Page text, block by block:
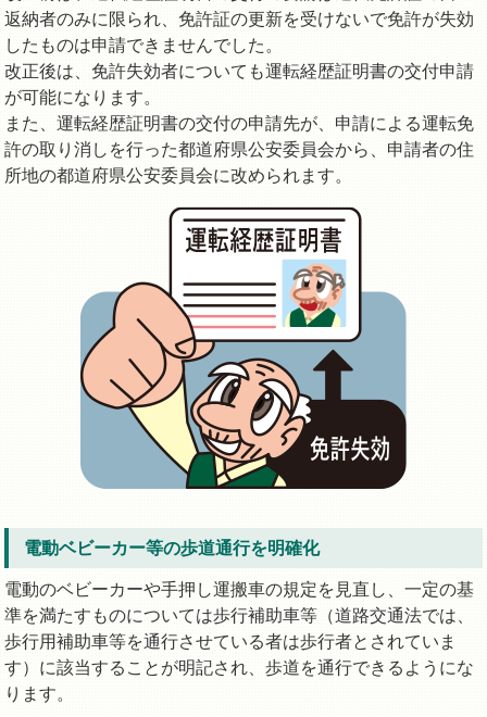
返納者のみに限られ、免許証の更新を受けないで免許が失効
したものは申請できませんでした。
改正後は、免許失効者についても運転経歴証明書の交付申請
が可能になります。
また、運転経歴証明書の交付の申請先が、申請による運転免
許の取り消しを行った都道府県公安委員会から、申請者の住
所地の都道府県公安委員会に改められます。
電動ベビーカー等の歩道通行を明確化
電動のベビーカーや手押し運搬車の規定を見直し、一定の基
準を満たすものについては歩行補助車等（道路交通法では、
歩行用補助車等を通行させている者は歩行者とされていま
す）に該当することが明記され、歩道を通行できるようにな
ります。